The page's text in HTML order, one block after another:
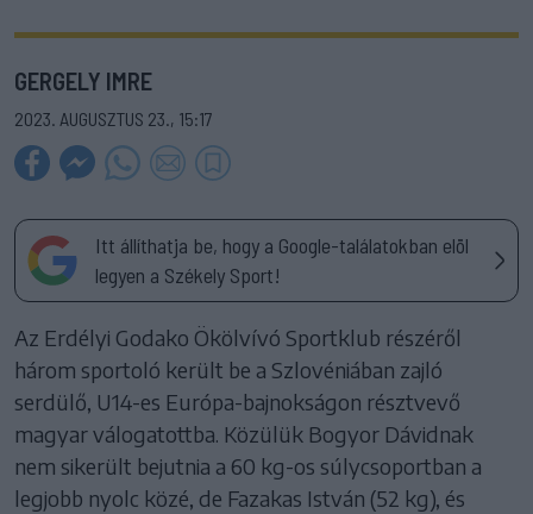
GERGELY IMRE
2023. AUGUSZTUS 23., 15:17
Itt állíthatja be, hogy a Google-találatokban elöl
legyen a Székely Sport!
Az Erdélyi Godako Ökölvívó Sportklub részéről
három sportoló került be a Szlovéniában zajló
serdülő, U14-es Európa-bajnokságon résztvevő
magyar válogatottba. Közülük Bogyor Dávidnak
nem sikerült bejutnia a 60 kg-os súlycsoportban a
legjobb nyolc közé, de Fazakas István (52 kg), és